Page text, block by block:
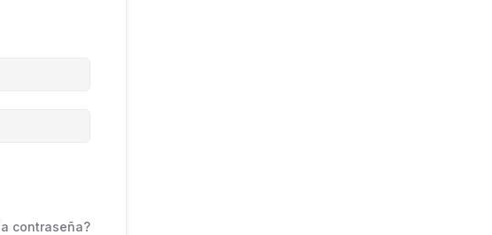
contraseña?